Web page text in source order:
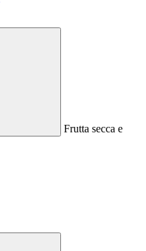
Frutta secca e